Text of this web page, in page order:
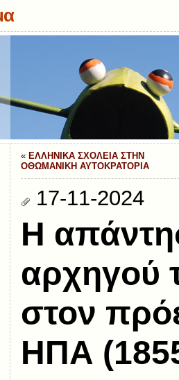
« ΕΛΛΗΝΙΚΑ ΣΧΟΛΕΙΑ ΣΤΗΝ
ΟΘΩΜΑΝΙΚΗ ΑΥΤΟΚΡΑΤΟΡΙΑ
17-11-2024
Η
αρχηγού
στον
ΗΠΑ